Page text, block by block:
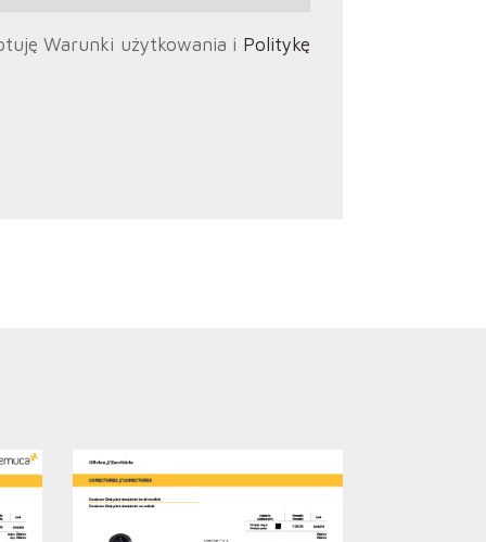
Warunki użytkowania i Politykę